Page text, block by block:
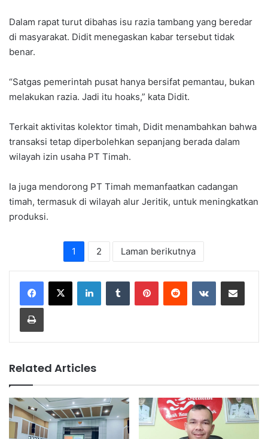
Dalam rapat turut dibahas isu razia tambang yang beredar
di masyarakat. Didit menegaskan kabar tersebut tidak
benar.
“Satgas pemerintah pusat hanya bersifat pemantau, bukan
melakukan razia. Jadi itu hoaks,” kata Didit.
Terkait aktivitas kolektor timah, Didit menambahkan bahwa
transaksi tetap diperbolehkan sepanjang berada dalam
wilayah izin usaha PT Timah.
Ia juga mendorong PT Timah memanfaatkan cadangan
timah, termasuk di wilayah alur Jeritik, untuk meningkatkan
produksi.
1 2 Laman berikutnya
LinkedInTumblr PinterestReddit VKontakteShare via Email
Print
Related Articles